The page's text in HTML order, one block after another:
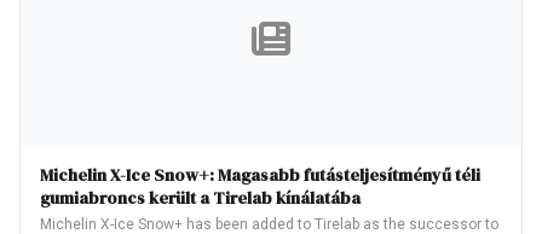
Michelin X-Ice Snow+: Magasabb futásteljesítményű téli
gumiabroncs került a Tirelab kínálatába
Michelin X-Ice Snow+ has been added to Tirelab as the successor to